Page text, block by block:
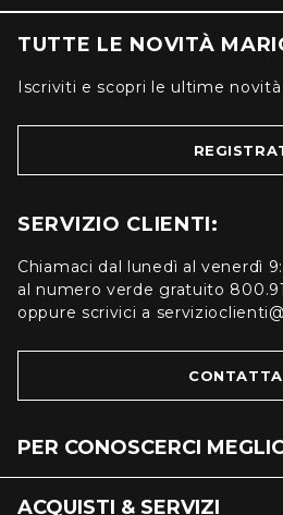
TUTTE LE NOVITÀ
Iscriviti e scopri le ultime
SERVIZIO CLIENTI:
Chiamaci dal lunedì al venerdì
al numero verde gratuito
oppure scrivici a
PER CONOSCERCI
ACQUISTI & SERVIZI